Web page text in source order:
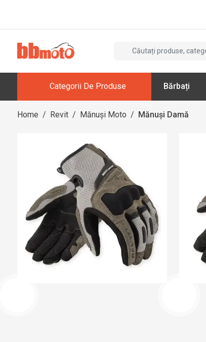
Categorii De Produse Bărbați
Home / Revit / Mănuși Moto / Mănuși Damă